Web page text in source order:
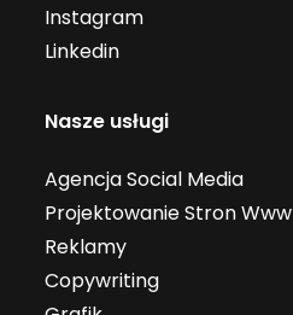
Instagram
Linkedin
Nasze usługi
Agencja Social Media
Projektowanie Stron Www
Reklamy
Copywriting